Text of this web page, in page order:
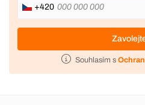
+420
Souhlasím s